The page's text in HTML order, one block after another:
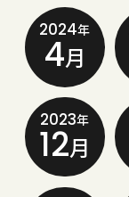
2024年
4月
2023年
12月